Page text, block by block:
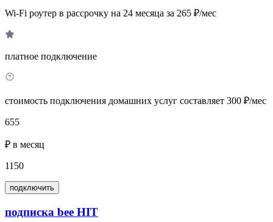
Wi-Fi роутер в рассрочку на 24 месяца за 265 ₽/мес
платное подключение
стоимость подключения домашних услуг составляет 300 ₽/мес
655
₽ в месяц
1150
подключить
подписка bee HIT